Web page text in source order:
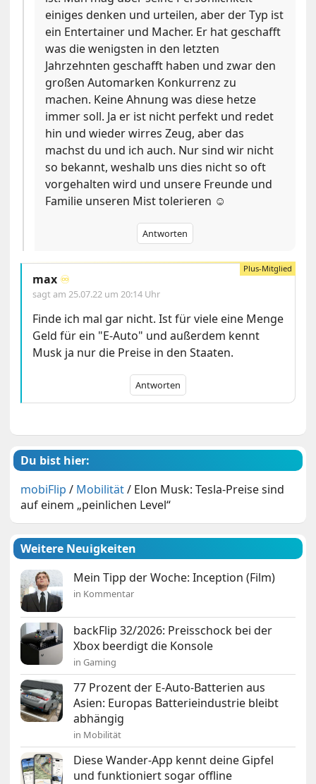
einiges denken und urteilen, aber der Typ ist
ein Entertainer und Macher. Er hat geschafft
was die wenigsten in den letzten
Jahrzehnten geschafft haben und zwar den
großen Automarken Konkurrenz zu
machen. Keine Ahnung was diese hetze
immer soll. Ja er ist nicht perfekt und redet
hin und wieder wirres Zeug, aber das
machst du und ich auch. Nur sind wir nicht
so bekannt, weshalb uns dies nicht so oft
vorgehalten wird und unsere Freunde und
Familie unseren Mist tolerieren ☺️
Antworten
max ♾️
sagt am25.07.22 um 20:14 Uhr
Finde ich mal gar nicht. Ist für viele eine Menge
Geld für ein "E-Auto" und außerdem kennt
Musk ja nur die Preise in den Staaten.
Antworten
Du bist hier:
mobiFlip / Mobilität/ Elon Musk: Tesla-Preise sind
auf einem „peinlichen Level“
Weitere Neuigkeiten
Mein Tipp der Woche: Inception (Film)
in Kommentar
backFlip 32/2026: Preisschock bei der
Xbox beerdigt die Konsole
in Gaming
77 Prozent der E-Auto-Batterien aus
Asien: Europas Batterieindustrie bleibt
abhängig
in Mobilität
Diese Wander-App kennt deine Gipfel
und funktioniert sogar offline